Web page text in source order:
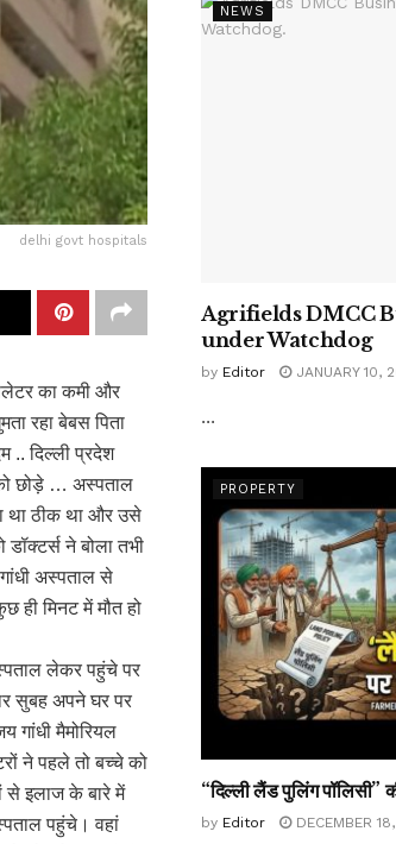
delhi govt hospitals
का कमी और
रहा बेबस पिता
.. दिल्ली प्रदेश
छोड़े … अस्पताल
था ठीक था और उसे
ने बोला तभी
अस्पताल से
ही मिनट में मौत हो
लेकर पहुंचे पर
सुबह अपने घर पर
मैमोरियल
ने पहले तो बच्चे को
से इलाज के बारे में
पहुंचे। वहां
NEWS
Agrifields DMCC
under Watchdog
by Editor JANUARY 10,
...
PROPERTY
“दिल्ली लैंड पुलिंग पॉलिसी”
by Editor DECEMBER